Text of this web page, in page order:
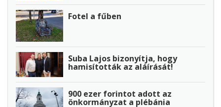
Fotel a fűben
Suba Lajos bizonyítja, hogy
hamisították az aláírását!
900 ezer forintot adott az
önkormányzat a plébánia